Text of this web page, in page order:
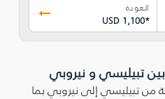
العودة
USD 1,100*
تبيليسي و نيروبي
من تبيليسي إلى نيروبي بما